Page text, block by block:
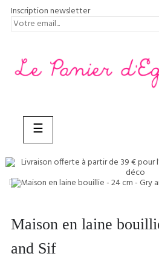
Inscription newsletter
Basculer
la
☰
Maison en laine
and Sif